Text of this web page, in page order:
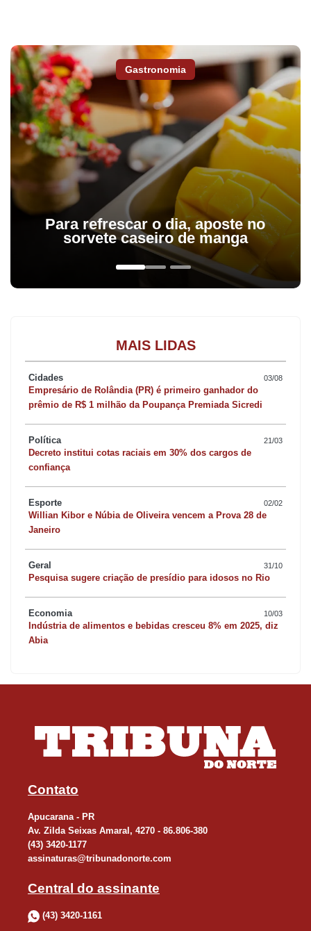
Gastronomia
Para refrescar o dia, aposte no
sorvete caseiro de manga
MAIS LIDAS
Cidades 03/08
Empresário de Rolândia (PR) é primeiro ganhador do
prêmio de R$ 1 milhão da Poupança Premiada Sicredi
Política 21/03
Decreto institui cotas raciais em 30% dos cargos de
confiança
Esporte 02/02
Willian Kibor e Núbia de Oliveira vencem a Prova 28 de
Janeiro
Geral 31/10
Pesquisa sugere criação de presídio para idosos no Rio
Economia 10/03
Indústria de alimentos e bebidas cresceu 8% em 2025, diz
Abia
Contato
Apucarana - PR
Av. Zilda Seixas Amaral, 4270 - 86.806-380
(43) 3420-1177
assinaturas@tribunadonorte.com
Central do assinante
(43) 3420-1161